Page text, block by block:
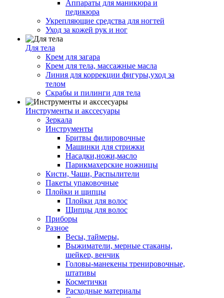
Аппараты для маникюра и
педикюра
Укрепляющие средства для ногтей
Уход за кожей рук и ног
Для тела
Крем для загара
Крем для тела, массажные масла
Линия для коррекции фигуры,уход за
телом
Скрабы и пилинги для тела
Инструменты и акссесуары
Зеркала
Инструменты
Бритвы филировочные
Машинки для стрижки
Насадки,ножи,масло
Парикмахерские ножницы
Кисти, Чаши, Распылители
Пакеты упаковочные
Плойки и щипцы
Плойки для волос
Щипцы для волос
Приборы
Разное
Весы, таймеры,
Выжиматели, мерные стаканы,
шейкер, венчик
Головы-манекены тренировочные,
штативы
Косметички
Расходные материалы